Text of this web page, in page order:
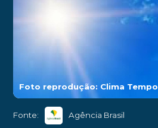
Foto reprodução: Clima Tempo
Fonte: Agência Brasil